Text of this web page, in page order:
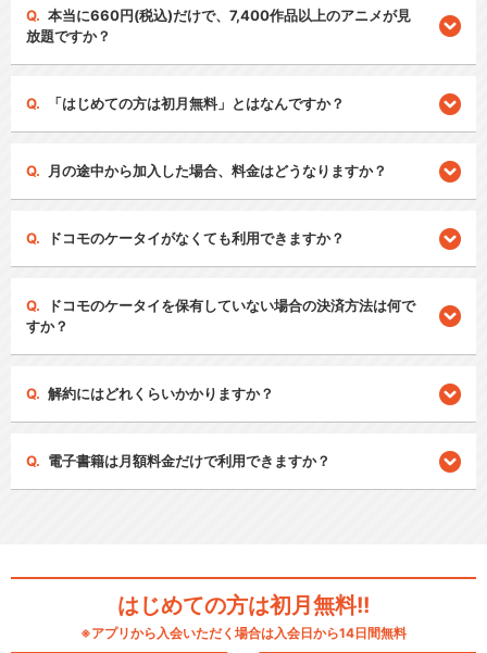
本当に660円(税込)だけで、7,400作品以上のアニメが見
放題ですか？
「はじめての方は初月無料」とはなんですか？
月の途中から加入した場合、料金はどうなりますか？
ドコモのケータイがなくても利用できますか？
ドコモのケータイを保有していない場合の決済方法は何で
すか？
解約にはどれくらいかかりますか？
電子書籍は月額料金だけで利用できますか？
はじめての方は初月無料!!
※アプリから入会いただく場合は入会日から14日間無料